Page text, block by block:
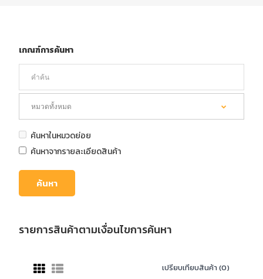
เกณฑ์การค้นหา
ค้นหาในหมวดย่อย
ค้นหาจากรายละเอียดสินค้า
รายการสินค้าตามเงื่อนไขการค้นหา
เปรียบเทียบสินค้า (0)